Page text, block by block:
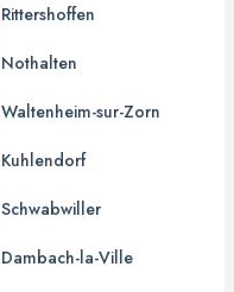
Rittershoffen
Nothalten
Waltenheim-sur-Zorn
Kuhlendorf
Schwabwiller
Dambach-la-Ville